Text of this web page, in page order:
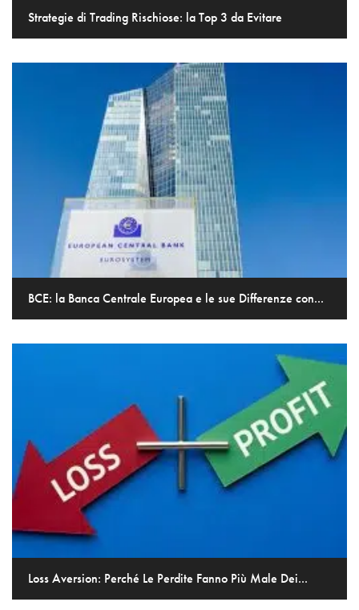
Strategie di Trading Rischiose: la Top 3 da Evitare
BCE: la Banca Centrale Europea e le sue Differenze con...
Loss Aversion: Perché Le Perdite Fanno Più Male Dei...